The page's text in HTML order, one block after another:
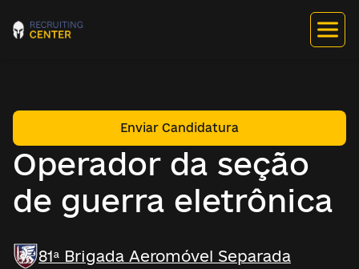
Operador da seção
de guerra eletrônica
Enviar Candidatura
81ª Brigada Aeromóvel Separada